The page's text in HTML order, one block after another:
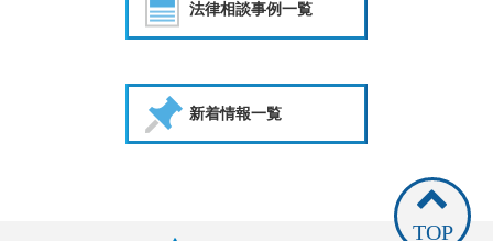
法律相談事例一覧
新着情報一覧
TOP